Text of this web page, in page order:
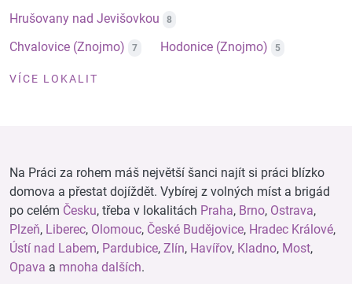
Hrušovany nad Jevišovkou 8
Chvalovice (Znojmo) 7 Hodonice (Znojmo) 5
VÍCE LOKALIT
Na Práci za rohem máš největší šanci najít si práci blízko
domova a přestat dojíždět. Vybírej z volných míst a brigád
po celém Česku, třeba v lokalitách Praha, Brno, Ostrava,
Plzeň, Liberec, Olomouc, České Budějovice, Hradec Králové,
Ústí nad Labem, Pardubice, Zlín, Havířov, Kladno, Most,
Opava a mnoha dalších.